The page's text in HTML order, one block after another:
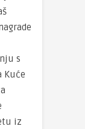
s
Kuće
iz